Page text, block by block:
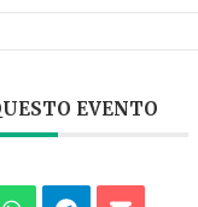
EVENTO